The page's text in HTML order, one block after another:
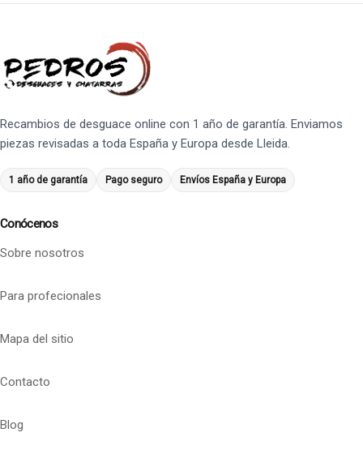
Recambios de desguace online con 1 año de garantía. Enviamos
piezas revisadas a toda España y Europa desde Lleida.
1 año de garantía Pago seguro Envíos España y Europa
Conócenos
Sobre nosotros
Para profecionales
Mapa del sitio
Contacto
Blog